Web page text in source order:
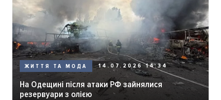
ЖИТТЯ ТА МОДА 14.07.2026 14:34
На Одещині після атаки РФ зайнялися
резервуари з олією